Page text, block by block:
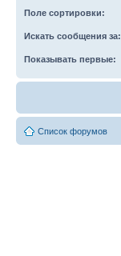
Поле сортировки:
Искать сообщения за:
Показывать первые:
Список форумов